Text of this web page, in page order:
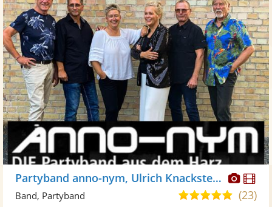
Partyband anno-nym, Ulrich Knackstedt
5,0(23)
Band, Partyband